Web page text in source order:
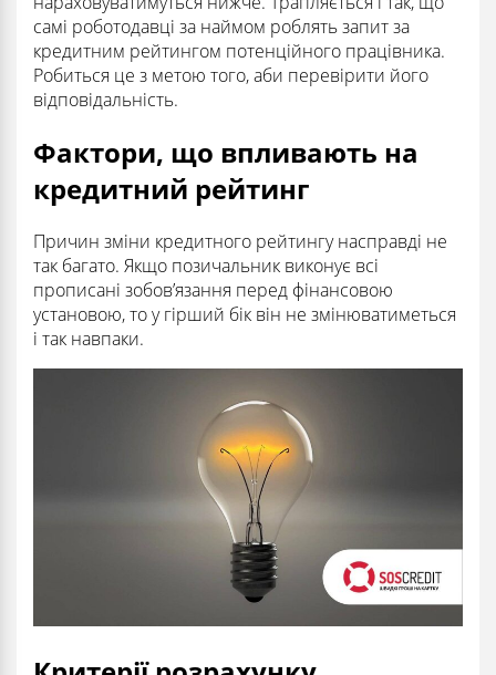
самі роботодавці за наймом роблять запит за
кредитним рейтингом потенційного працівника.
Робиться це з метою того, аби перевірити його
відповідальність.
Фактори, що впливають на
кредитний рейтинг
Причин зміни кредитного рейтингу насправді не
так багато. Якщо позичальник виконує всі
прописані зобов’язання перед фінансовою
установою, то у гірший бік він не змінюватиметься
і так навпаки.